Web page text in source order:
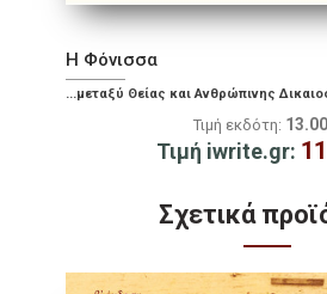
Η Φόνισσα
...μεταξύ Θείας και Ανθρώπινης
Τιμή εκδότη: 13.00
Τιμή iwrite.gr:
Σχετικά